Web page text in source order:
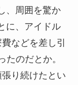
、周囲を驚か
に、アイドル
などを差し引
たのだとか。
り続けたとい